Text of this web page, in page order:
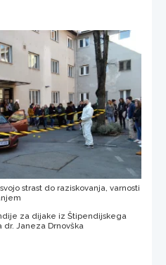
strast do raziskovanja, varnosti
za dijake iz Štipendijskega
dr. Janeza Drnovška